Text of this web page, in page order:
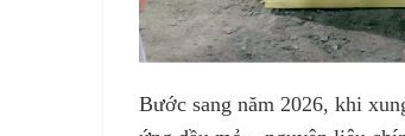
Bước sang năm 2026, khi